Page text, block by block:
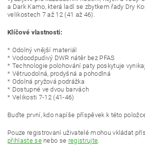
a Dark Kamo, která ladí se zbytkem řady Dry
velikostech 7 až 12 (41 až 46).
Klíčové vlastnosti:
* Odolný vnější materiál
* Vodoodpudivý DWR nátěr bez PFAS
* Technologie polohování paty poskytuje
* Větruodolná, prodyšná a pohodlná
* Odolná pryžová podrážka
* Dostupné ve dvou barvách
* Velikosti 7-12 (41-46)
Buďte první, kdo napíše příspěvek k této
Pouze registrovaní uživatelé mohou vkládat
přihlaste senebo se registrujte.